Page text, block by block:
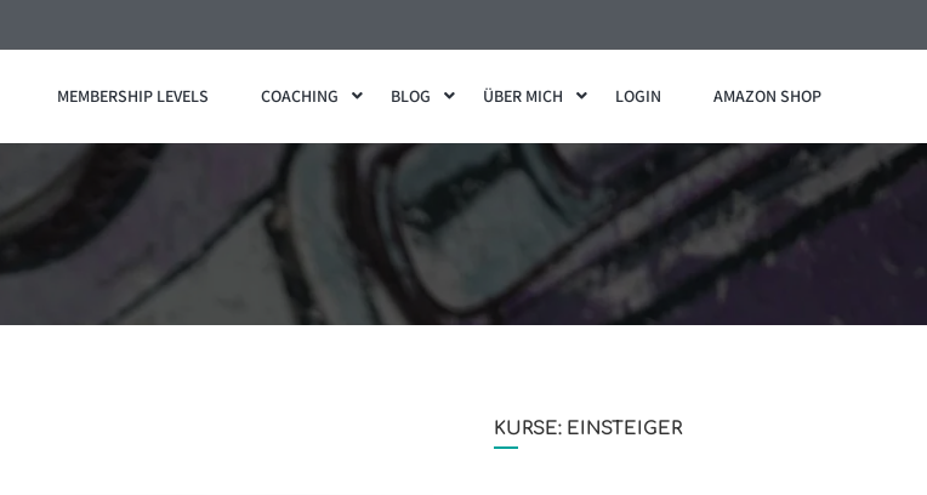
MEMBERSHIP LEVELS COACHING BLOG ÜBER MICH LOGIN AMAZON SHOP
KURSE: EINSTEIGER